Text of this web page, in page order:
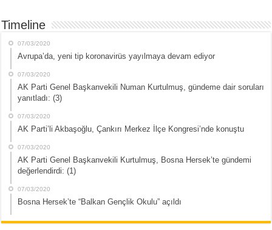
Timeline
07/03/2020
Avrupa’da, yeni tip koronavirüs yayılmaya devam ediyor
07/03/2020
AK Parti Genel Başkanvekili Numan Kurtulmuş, gündeme dair soruları
yanıtladı: (3)
07/03/2020
AK Parti’li Akbaşoğlu, Çankırı Merkez İlçe Kongresi’nde konuştu
07/03/2020
AK Parti Genel Başkanvekili Kurtulmuş, Bosna Hersek’te gündemi
değerlendirdi: (1)
07/03/2020
Bosna Hersek’te “Balkan Gençlik Okulu” açıldı